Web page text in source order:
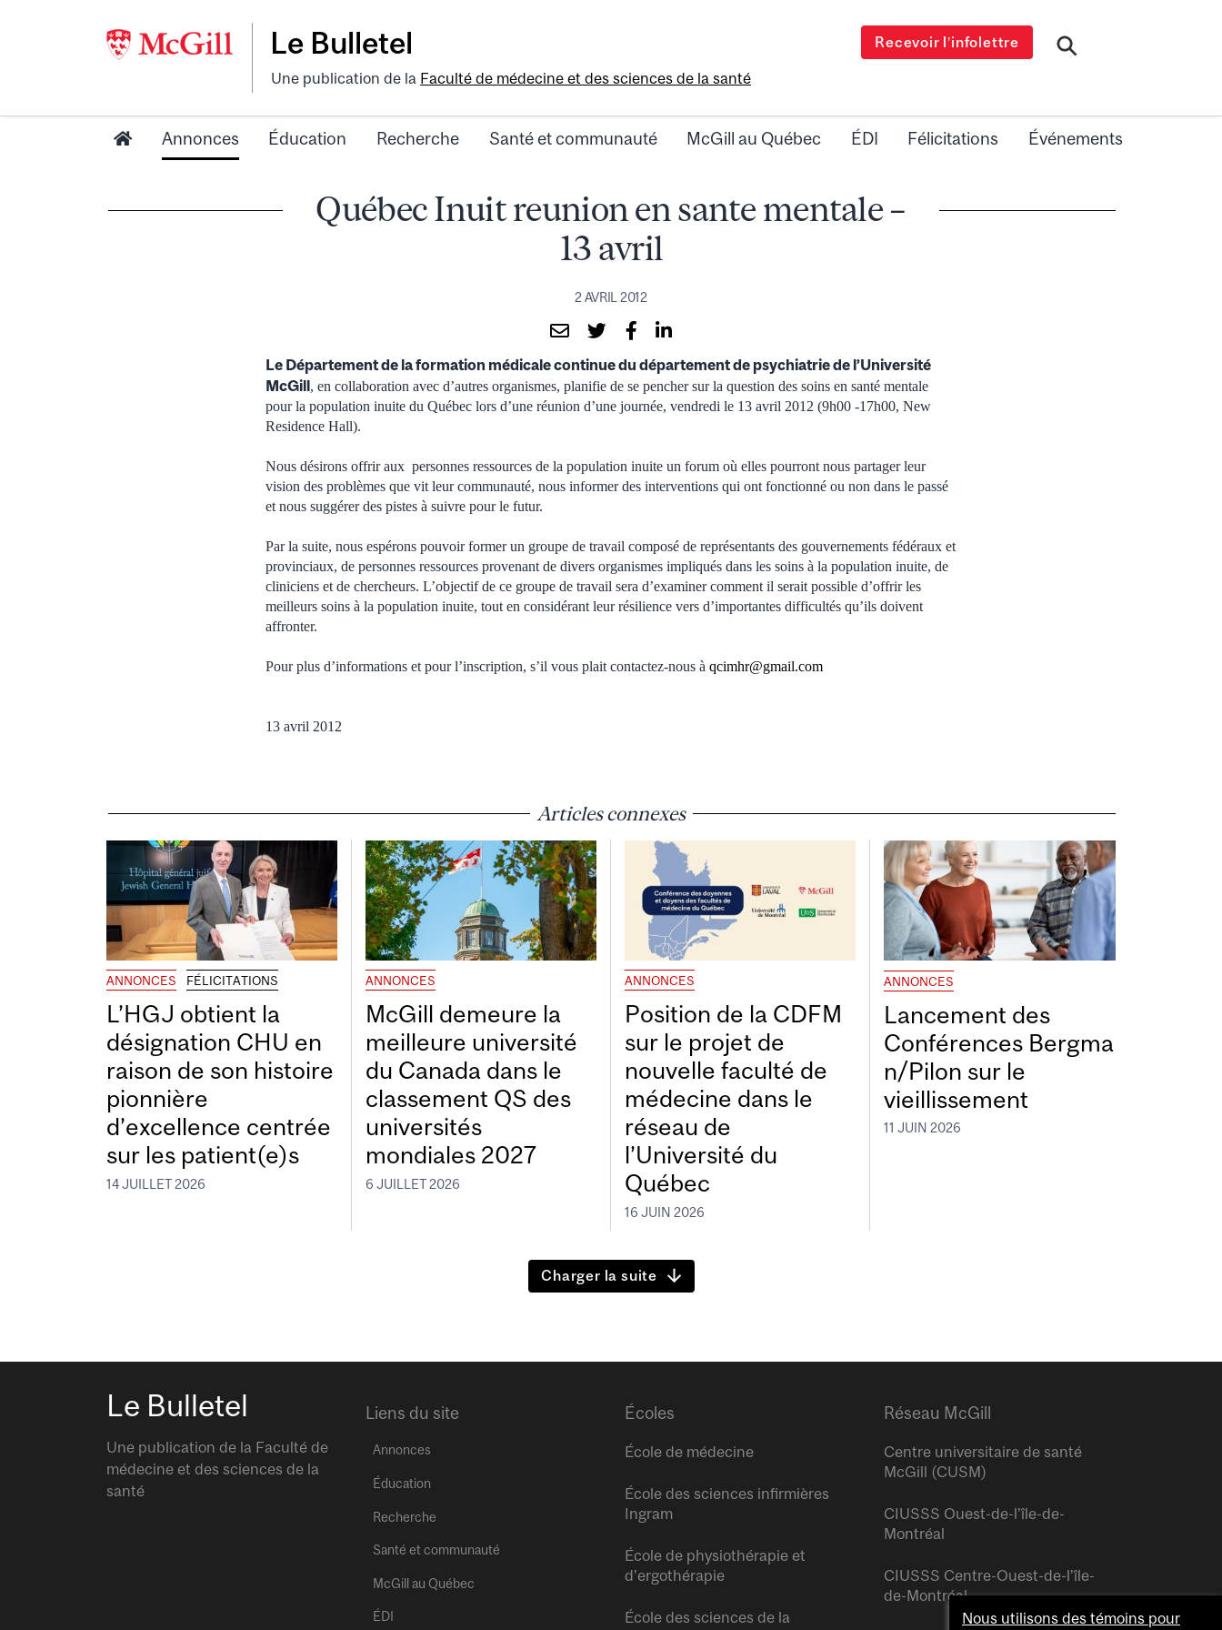
Le Bulletel
Une publication de la Faculté de médecine et des sciences de la santé
Recevoir l’infolettre
Annonces Éducation Recherche Santé et communauté McGill au Québec ÉDI Félicitations Événements
Québec Inuit reunion en sante mentale –
13 avril
2 AVRIL 2012
Le Département de la formation médicale continue du département de psychiatrie de l’Université
McGill, en collaboration avec d’autres organismes, planifie de se pencher sur la question des soins en santé mentale
pour la population inuite du Québec lors d’une réunion d’une journée, vendredi le 13 avril 2012 (9h00 -17h00, New
Residence Hall).
Nous désirons offrir aux personnes ressources de la population inuite un forum où elles pourront nous partager leur
vision des problèmes que vit leur communauté, nous informer des interventions qui ont fonctionné ou non dans le passé
et nous suggérer des pistes à suivre pour le futur.
Par la suite, nous espérons pouvoir former un groupe de travail composé de représentants des gouvernements fédéraux et
provinciaux, de personnes ressources provenant de divers organismes impliqués dans les soins à la population inuite, de
cliniciens et de chercheurs. L’objectif de ce groupe de travail sera d’examiner comment il serait possible d’offrir les
meilleurs soins à la population inuite, tout en considérant leur résilience vers d’importantes difficultés qu’ils doivent
affronter.
Pour plus d’informations et pour l’inscription, s’il vous plait contactez-nous à qcimhr@gmail.com
13 avril 2012
Articles connexes
ANNONCES FÉLICITATIONS
L’HGJ obtient la
désignation CHU en
raison de son histoire
pionnière
d’excellence centrée
sur les patient(e)s
14 JUILLET 2026
ANNONCES
McGill demeure la
meilleure université
du Canada dans le
classement QS des
universités
mondiales 2027
6 JUILLET 2026
ANNONCES
Position de la CDFM
sur le projet de
nouvelle faculté de
médecine dans le
réseau de
l’Université du
Québec
16 JUIN 2026
ANNONCES
Lancement des
Conférences Bergma
n/Pilon sur le
vieillissement
11 JUIN 2026
Charger la suite
Le Bulletel
Une publication de la Faculté de
médecine et des sciences de la
santé
Liens du site
Annonces
Éducation
Recherche
Santé et communauté
McGill au Québec
ÉDI
Écoles
École de médecine
École des sciences infirmières
Ingram
École de physiothérapie et
d’ergothérapie
École des sciences de la
Réseau McGill
Centre universitaire de santé
McGill (CUSM)
CIUSSS Ouest-de-l’île-de-
Montréal
CIUSSS Centre-Ouest-de-l’île-
de-Montréal
Nous utilisons des témoins pour